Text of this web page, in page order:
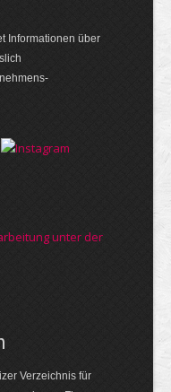
Informationen über
unter der
Verzeichnis für